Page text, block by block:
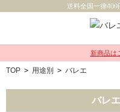
送料全国一律
新商品は
TOP > 用途別 > バレエ
バレ